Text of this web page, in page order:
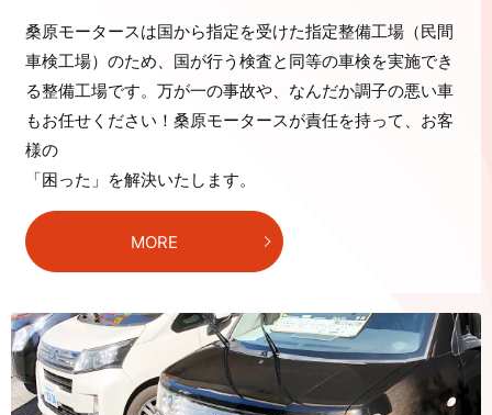
桑原モータースは国から指定を受けた指定整備工場（民間
車検工場）のため、国が行う検査と同等の車検を実施でき
る整備工場です。万が一の事故や、なんだか調子の悪い車
もお任せください！桑原モータースが責任を持って、お客
様の
「困った」を解決いたします。
MORE